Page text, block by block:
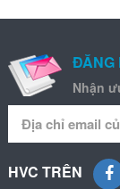
ĐĂNG
Nhận
HVC TRÊN